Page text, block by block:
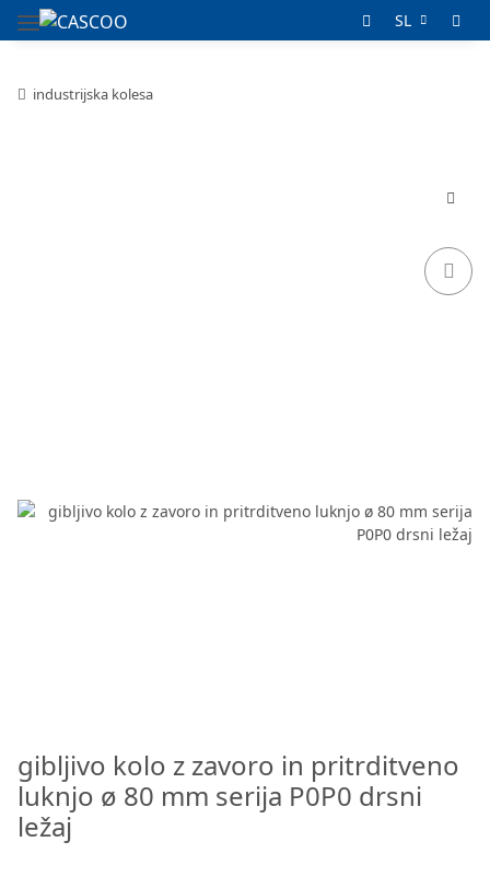
SL
industrijska kolesa
gibljivo kolo z zavoro in pritrditveno
luknjo ø 80 mm serija P0P0 drsni
ležaj